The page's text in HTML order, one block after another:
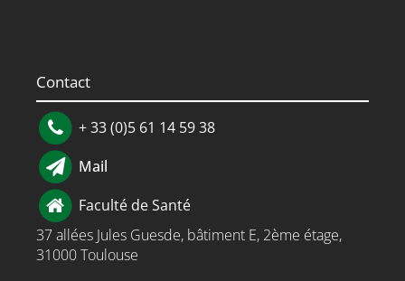
Contact
+ 33 (0)5 61 14 59 38
Mail
Faculté de Santé
37 allées Jules Guesde, bâtiment E, 2ème étage,
31000 Toulouse